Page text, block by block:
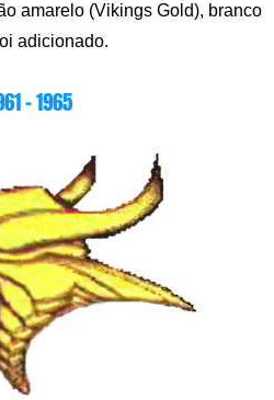
amarelo (Vikings Gold), branco
adicionado.
– 1965